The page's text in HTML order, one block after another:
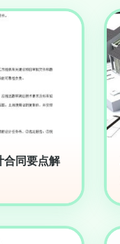
合同要点解